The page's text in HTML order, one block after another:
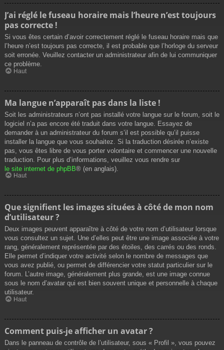
J’ai réglé le fuseau horaire mais l’heure n’est toujours
pas correcte !
Si vous êtes certain d’avoir correctement réglé le fuseau horaire mais que
l’heure n’est toujours pas correcte, il est probable que l’horloge du serveur
soit erronée. Veuillez contacter un administrateur afin de lui communiquer
ce problème.
Haut
Ma langue n’apparaît pas dans la liste !
Soit les administrateurs n’ont pas installé votre langue sur le forum, soit le
logiciel n’a pas encore été traduit dans votre langue. Essayez de
demander à un administrateur du forum s’il est possible qu’il puisse
installer la langue que vous souhaitez. Si la traduction désirée n’existe
pas, vous êtes libre de vous porter volontaire et commencer une nouvelle
traduction. Pour plus d’informations, veuillez vous rendre sur
le site internet de phpBB® (en anglais).
Haut
Que signifient les images situées à côté de mon nom
d’utilisateur ?
Deux images peuvent apparaître à côté de votre nom d’utilisateur lorsque
vous consultez un sujet. Une d’elles peut être une image associée à votre
rang, généralement représentée par des étoiles, des carrés ou des ronds.
Elle permet d’indiquer votre activité selon le nombre de messages que
vous avez publié, ou permet de différencier votre statut particulier sur le
forum. L’autre image, généralement plus grande, est une image connue
sous le nom d’avatar qui est bien souvent unique et personnelle à chaque
utilisateur.
Haut
Comment puis-je afficher un avatar ?
Dans le panneau de contrôle de l’utilisateur, sous « Profil », vous pouvez